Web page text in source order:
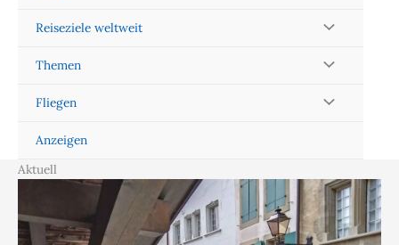
Reiseziele weltweit
Themen
Fliegen
Anzeigen
Aktuell